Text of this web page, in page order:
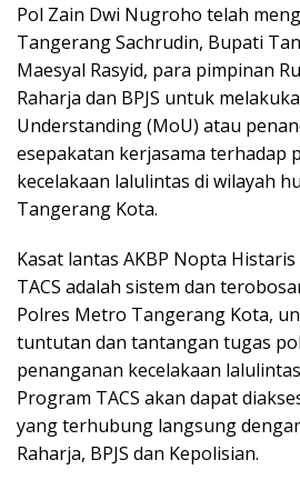
Pol Zain Dwi Nugroho telah
Tangerang Sachrudin, Bupati
Maesyal Rasyid, para pimpinan
Raharja dan BPJS untuk
Understanding (MoU) atau
esepakatan kerjasama terhadap
kecelakaan lalulintas di wilayah
Tangerang Kota.
Kasat lantas AKBP Nopta
TACS adalah sistem dan
Polres Metro Tangerang Kota,
tuntutan dan tantangan tugas
penanganan kecelakaan
Program TACS akan dapat
yang terhubung langsung
Raharja, BPJS dan Kepolisian.